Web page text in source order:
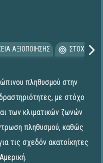
ΑΞΙΟΠΟΙΗΣΗΣ
πληθυσμού στην
με στόχο
των κλιματικών ζωνών
πληθυσμού, καθώς
τις σχεδόν ακατοίκητες